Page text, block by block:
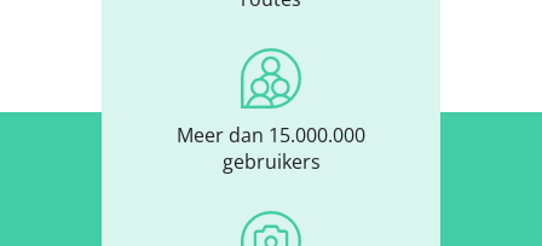
Meer dan 15.000.000
gebruikers